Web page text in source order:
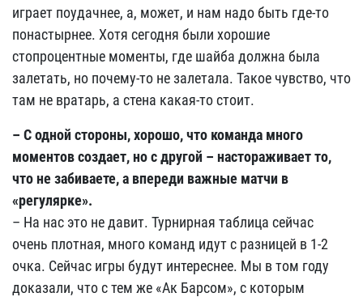
играет поудачнее, а, может, и нам надо быть где-то
понастырнее. Хотя сегодня были хорошие
стопроцентные моменты, где шайба должна была
залетать, но почему-то не залетала. Такое чувство, что
там не вратарь, а стена какая-то стоит.
– С одной стороны, хорошо, что команда много
моментов создает, но с другой – настораживает то,
что не забиваете, а впереди важные матчи в
«регулярке».
– На нас это не давит. Турнирная таблица сейчас
очень плотная, много команд идут с разницей в 1-2
очка. Сейчас игры будут интереснее. Мы в том году
доказали, что с тем же «Ак Барсом», с которым